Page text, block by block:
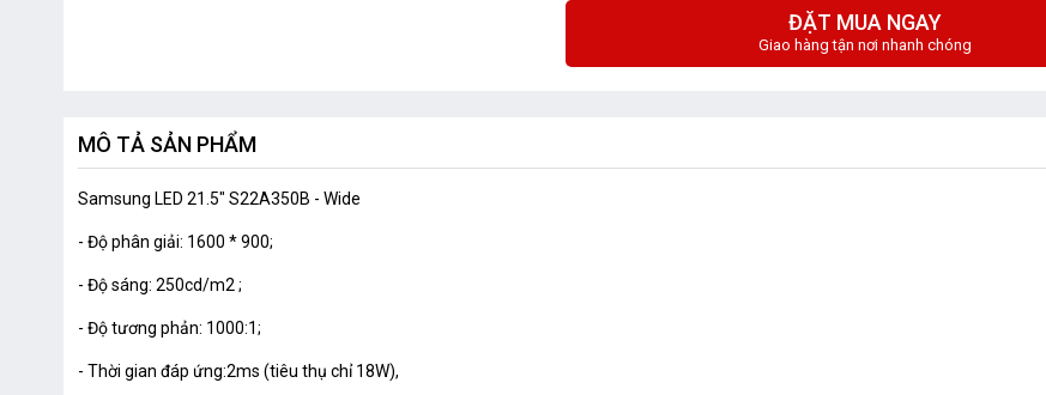
ĐẶT MUA NGAY
Giao hàng tận nơi nhanh chóng
MÔ TẢ SẢN PHẨM
Samsung LED 21.5" S22A350B - Wide
- Độ phân giải: 1600 * 900;
- Độ sáng: 250cd/m2 ;
- Độ tương phản: 1000:1;
- Thời gian đáp ứng:2ms (tiêu thụ chỉ 18W),